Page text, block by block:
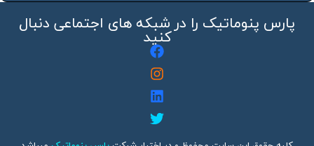
پارس پنوماتیک را در شبکه های اجتماعی دنبال
کنید